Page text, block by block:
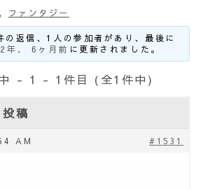
, ファンタジー
の返信、1人の参加者があり、最後に
2年、 6ヶ月前 に更新されました。
中 - 1 - 1件目 (全1件中)
投稿
AM #1531